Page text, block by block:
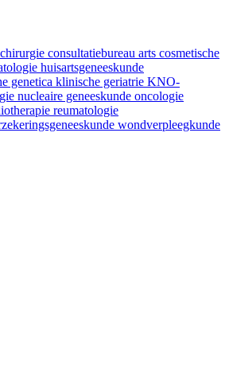
chirurgie consultatiebureau arts cosmetische
huisartsgeneeskunde
genetica klinische geriatrie KNO-
nucleaire geneeskunde oncologie
reumatologie
wondverpleegkunde